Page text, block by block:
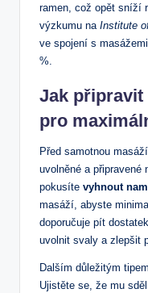
ramen, což opět sníží
výzkumu na Institute
ve spojení s
%.
Jak připravit
pro
Před samotnou
uvolněné a
pokusíte vyhnout
masáží, abyste
doporučuje pít
uvolnit svaly a zlepšit
Dalším důležitým
Ujistěte se, že mu